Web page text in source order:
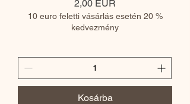
Ár
2,00 EUR
10 euro feletti vásárlás esetén 20 %
kedvezmény
Kosárba